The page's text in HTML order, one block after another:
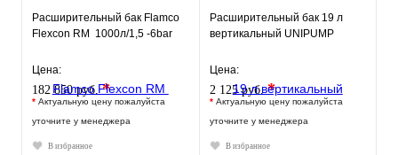
Расширительный бак Flamco
Flexcon RM 1000л/1,5 -6bar
Цена:
182 850 руб.*
* Актуальную цену пожалуйста
уточните у менеджера
В избранное
Расширительный бак 19 л
вертикальный UNIPUMP
Цена:
2 125 руб.*
* Актуальную цену пожалуйста
уточните у менеджера
В избранное